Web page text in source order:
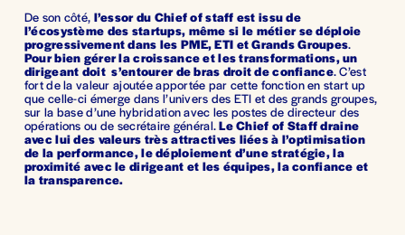
De son côté, l’essor du Chief of staff est issu de
l’écosystème des startups, même si le métier se déploie
progressivement dans les PME, ETI et Grands Groupes
Pour bien gérer la croissance et les transformations, un
dirigeant doit  s’entourer de bras droit de confiance. C’est
fort de la valeur ajoutée apportée par cette fonction en start up
que celle-ci émerge dans l’univers des ETI et des grands groupes,
sur la base d’une hybridation avec les postes de directeur des
opérations ou de secrétaire général. Le Chief of Staff draine
avec lui des valeurs très attractives liées à l’optimisation
de la performance, le déploiement d’une stratégie, la
proximité avec le dirigeant et les équipes, la confiance et
la transparence.